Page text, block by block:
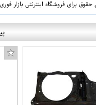
برای فروشگاه اینترنتی بازار